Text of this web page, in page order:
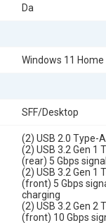
Da
Windows 11 Home
SFF/Desktop
(2) USB 2.0 Type-
(2) USB 3.2 Gen 1
(rear) 5 Gbps
(2) USB 3.2 Gen 1
(front) 5 Gbps
charging
(2) USB 3.2 Gen 2
(front) 10 Gbps